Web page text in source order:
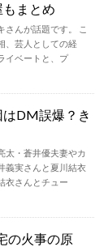
まとめ
んが話題です。 こ
、芸人としての経
イベートと、プ
DM誤爆？き
太・蒼井優夫妻やカ
義実さんと夏川結衣
衣さんとチュー
の火事の原